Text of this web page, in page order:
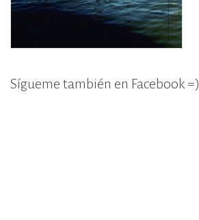
Sígueme también en Facebook =)